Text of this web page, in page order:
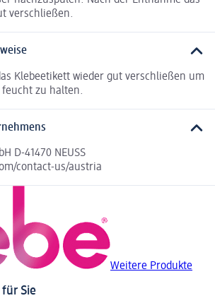
verschließen.
Klebeetikett wieder gut verschließen um
zu halten.
D-41470 NEUSS
contact-us/austria
Weitere Produkte
Sie